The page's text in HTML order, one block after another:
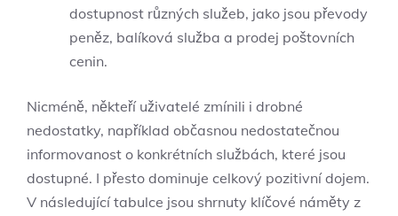
dostupnost různých služeb, jako jsou převody
peněz, balíková služba a prodej poštovních
cenin.
Nicméně, někteří uživatelé zmínili i drobné
nedostatky, například občasnou nedostatečnou
informovanost o konkrétních službách, které jsou
dostupné. I přesto dominuje celkový pozitivní dojem.
V následující tabulce jsou shrnuty klíčové náměty z